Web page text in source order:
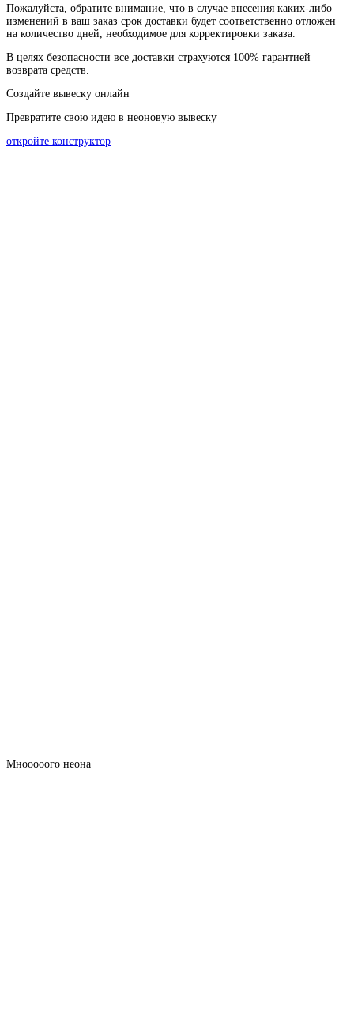
Пожалуйста, обратите внимание, что в случае внесения каких-либо
изменений в ваш заказ срок доставки будет соответственно отложен
на количество дней, необходимое для корректировки заказа.
В целях безопасности все доставки страхуются 100% гарантией
возврата средств.
Создайте вывеску онлайн
Превратите свою идею в неоновую вывеску
откройте конструктор
Мнооооого неона